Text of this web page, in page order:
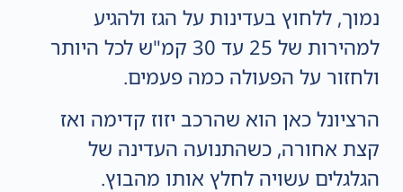
נמוך, ללחוץ בעדינות על הגז ולהגיע
למהירות של 25 עד 30 קמ"ש לכל היותר
ולחזור על הפעולה כמה פעמים.
הרציונל כאן הוא שהרכב יזוז קדימה ואז
קצת אחורה, כשהתנועה העדינה של
הגלגלים עשויה לחלץ אותו מהבוץ.